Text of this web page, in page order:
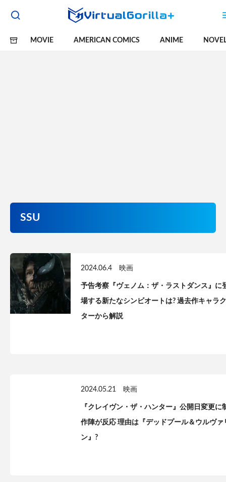
MOVIE AMERICAN COMICS ANIME
SSU
2024.06.4 映画
予告考察『ヴェノム：ザ・ラストダンス』に
場する新たなシンビオートは? 過去作キャラク
ターから解説
2024.05.21 映画
『クレイヴン・ザ・ハンター』公開日変更に
作陣が反応 理由は『デッドプール＆ウルヴァ
ン』?